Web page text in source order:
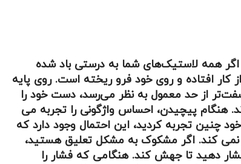
اگر همه لاستیک‌های شما به درستی باد شده
افتاده و روی خود فرو ریخته است. روی پایه
از حد معمول به نظر می‌رسد، دست خود را
هنگام پیچیدن، احساس واژگونی را تجربه می
تجربه کردید، این احتمال وجود دارد که
نمی کند. اگر مشکوک به مشکل تعلیق هستید،
دهید تا جهش کند. هنگامی که فشار را